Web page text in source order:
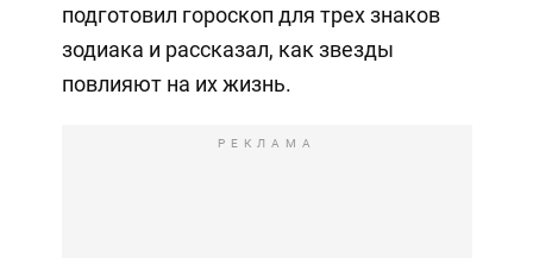
подготовил гороскоп для трех знаков
зодиака и рассказал, как звезды
повлияют на их жизнь.
РЕКЛАМА